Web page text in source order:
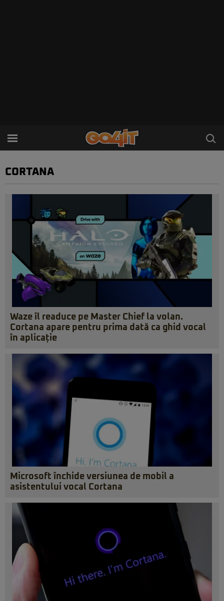
CORTANA
Waze îl readuce pe Master Chief la volan.
Cortana apare pentru prima dată ca ghid vocal
în aplicație
Microsoft închide versiunea de mobil a
asistentului vocal Cortana